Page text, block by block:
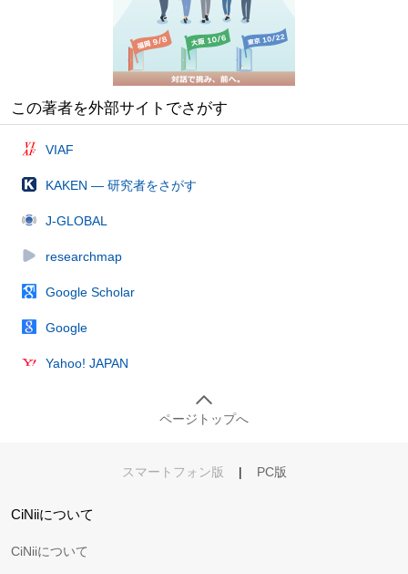
この著者を外部サイトでさがす
VIAF
KAKEN — 研究者をさがす
J-GLOBAL
researchmap
Google Scholar
Google
Yahoo! JAPAN
ページトップへ
スマートフォン版 | PC版
CiNiiについて
CiNiiについて